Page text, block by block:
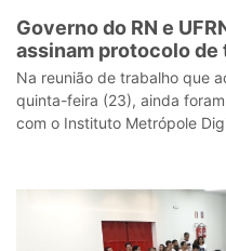
Governo do RN e
assinam protocolo de
Na reunião de trabalho que
quinta-feira (23), ainda
com o Instituto Metrópole